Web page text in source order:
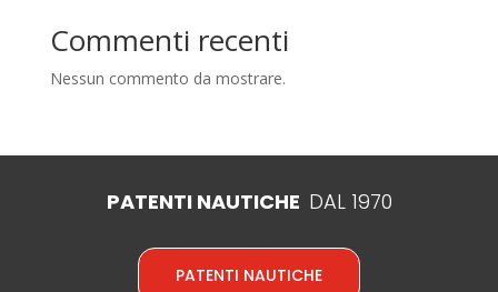
Commenti recenti
Nessun commento da mostrare.
PATENTI NAUTICHE DAL 1970
PATENTI NAUTICHE